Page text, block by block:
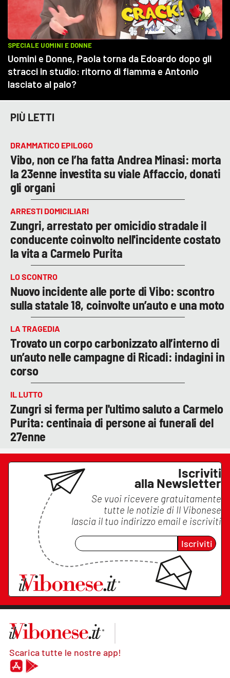
PIÙ LETTI
DRAMMATICO EPILOGO
Vibo, non ce l’ha fatta Andrea Minasi: morta
la 23enne investita su viale Affaccio, donati
gli organi
ARRESTI DOMICILIARI
Zungri, arrestato per omicidio stradale il
conducente coinvolto nell'incidente costato
la vita a Carmelo Purita
LO SCONTRO
Nuovo incidente alle porte di Vibo: scontro
sulla statale 18, coinvolte un’auto e una moto
LA TRAGEDIA
Trovato un corpo carbonizzato all’interno di
un’auto nelle campagne di Ricadi: indagini in
corso
IL LUTTO
Zungri si ferma per l'ultimo saluto a Carmelo
Purita: centinaia di persone ai funerali del
27enne
Iscriviti
alla Newsletter
Se vuoi ricevere gratuitamente
tutte le notizie di Il Vibonese
lascia il tuo indirizzo email e iscriviti
Iscriviti
Scarica tutte le nostre app!